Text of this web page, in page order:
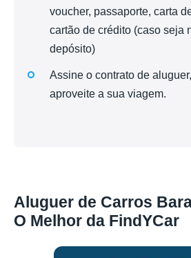
voucher, passaporte, carta
cartão de crédito (caso seja
depósito)
Assine o contrato de
aproveite a sua viagem.
Aluguer de Carros
O Melhor da FindYCar